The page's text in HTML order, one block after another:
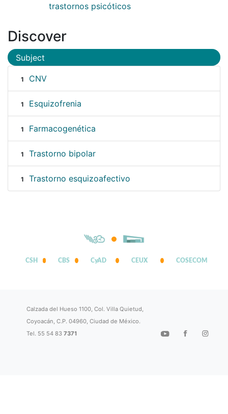
trastornos psicóticos
Discover
Subject
1 CNV
1 Esquizofrenia
1 Farmacogenética
1 Trastorno bipolar
1 Trastorno esquizoafectivo
CSH CBS CyAD CEUX COSECOM
Calzada del Hueso 1100, Col. Villa Quietud,
Coyoacán, C.P. 04960, Ciudad de México.
Tel. 55 54 837371